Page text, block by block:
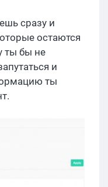
сразу и
остаются
ты бы не
и
ты